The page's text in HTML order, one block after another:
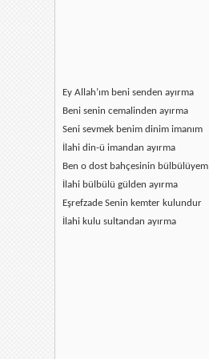
Ey Allah’ım beni senden ayırma
Beni senin cemalinden ayırma
Seni sevmek benim dinim imanım
İlahi din-ü imandan ayırma
Ben o dost bahçesinin bülbülüyem
İlahi bülbülü gülden ayırma
Eşrefzade Senin kemter kulundur
İlahi kulu sultandan ayırma